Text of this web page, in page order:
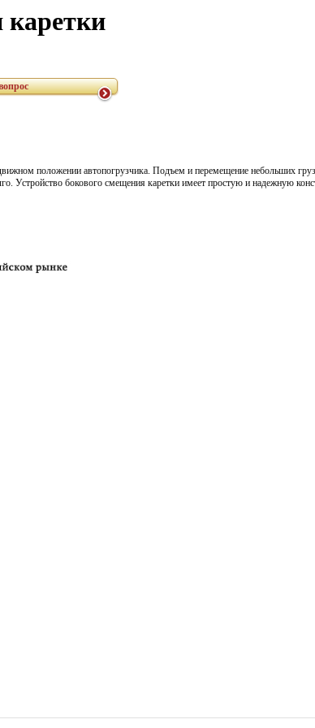
каретки
положении автопогрузчика. Подъем и перемещение небольших
Устройство бокового смещения каретки имеет простую и надежную